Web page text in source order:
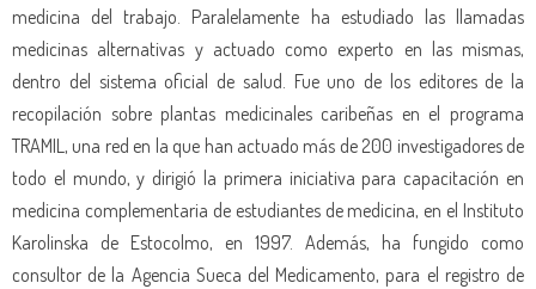
medicina del trabajo. Paralelamente ha estudiado las llamadas
medicinas alternativas y actuado como experto en las mismas,
dentro del sistema oficial de salud. Fue uno de los editores de la
recopilación sobre plantas medicinales caribeñas en el programa
TRAMIL, una red en la que han actuado más de 200 investigadores de
todo el mundo, y dirigió la primera iniciativa para capacitación en
medicina complementaria de estudiantes de medicina, en el Instituto
Karolinska de Estocolmo, en 1997. Además, ha fungido como
consultor de la Agencia Sueca del Medicamento, para el registro de